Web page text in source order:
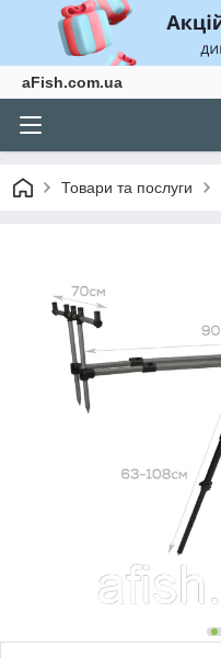
aFish.com.ua
Товари та послуги